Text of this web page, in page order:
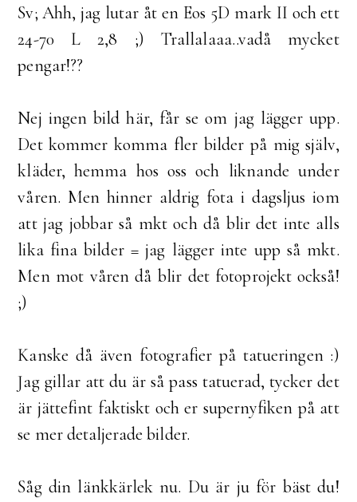
Sv; Ahh, jag lutar åt en Eos 5D mark II och ett
24-70 L 2,8 ;) Trallalaaa..vadå mycket
pengar!??
Nej ingen bild här, får se om jag lägger upp.
Det kommer komma fler bilder på mig själv,
kläder, hemma hos oss och liknande under
våren. Men hinner aldrig fota i dagsljus iom
att jag jobbar så mkt och då blir det inte alls
lika fina bilder = jag lägger inte upp så mkt.
Men mot våren då blir det fotoprojekt också!
;)
Kanske då även fotografier på tatueringen :)
Jag gillar att du är så pass tatuerad, tycker det
är jättefint faktiskt och er supernyfiken på att
se mer detaljerade bilder.
Såg din länkkärlek nu. Du är ju för bäst du!